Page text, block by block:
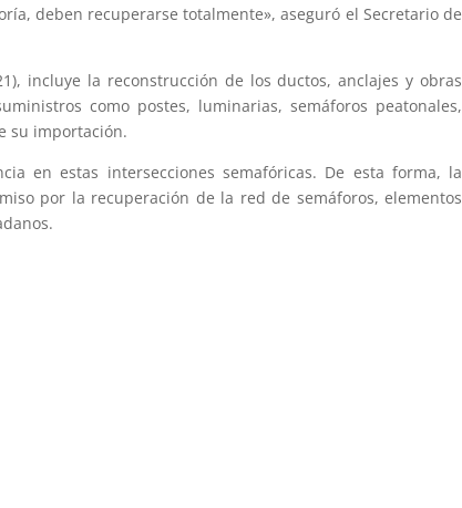
deben recuperarse totalmente», aseguró el Secretario de
incluye la reconstrucción de los ductos, anclajes y obras
como postes, luminarias, semáforos peatonales,
su importación.
en estas intersecciones semafóricas. De esta forma, la
por la recuperación de la red de semáforos, elementos